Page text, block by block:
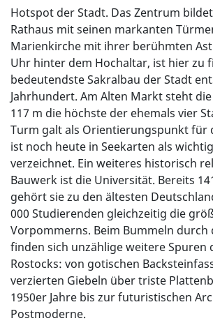
Hotspot der Stadt. Das Zentrum
Rathaus mit seinen markanten
Marienkirche mit ihrer berühmten
Uhr hinter dem Hochaltar, ist hier zu
bedeutendste Sakralbau der Stadt
Jahrhundert. Am Alten Markt steht
117 m die höchste der ehemals vier
Turm galt als Orientierungspunkt für
ist noch heute in Seekarten als
verzeichnet. Ein weiteres historisch
Bauwerk ist die Universität. Bereits
gehört sie zu den ältesten
000 Studierenden gleichzeitig die
Vorpommerns. Beim Bummeln durch
finden sich unzählige weitere Spuren
Rostocks: von gotischen
verzierten Giebeln über triste
1950er Jahre bis zur futuristischen
Postmoderne.